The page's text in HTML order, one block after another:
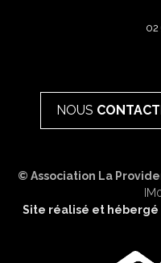
02
NOUS
© Association La
Site réalisé et hébergé